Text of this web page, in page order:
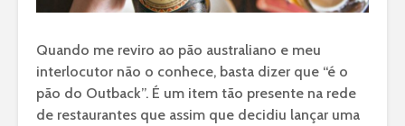
Quando me reviro ao pão australiano e meu
interlocutor não o conhece, basta dizer que “é o
pão do Outback”. É um item tão presente na rede
de restaurantes que assim que decidiu lançar uma